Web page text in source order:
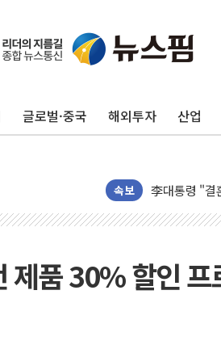
글로벌·중국 해외투자 산업
속보
이번주 국내
美, 이란전
폐기물 수거
서울 중랑구
여수 오동도
추미애, '위안
인천서 말다
'화합' 꺼낸
李대통령,
동해중부
제품 30% 할인 프